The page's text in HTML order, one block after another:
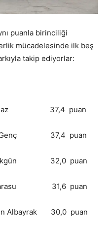
puanla birinciliği
mücadelesinde ilk beş
takip ediyorlar:
Yılmaz 37,4 puan
Genç 37,4 puan
Akgün 32,0 puan
Karasu 31,6 puan
Albayrak 30,0 puan